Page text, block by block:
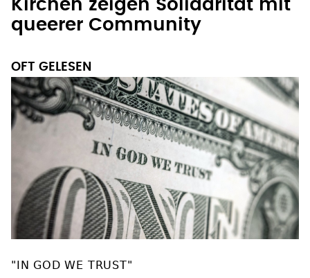
Kirchen zeigen Solidarität mit
queerer Community
OFT GELESEN
"IN GOD WE TRUST"